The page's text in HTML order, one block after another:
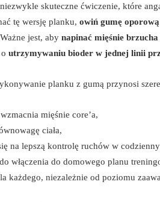
skuteczne ćwiczenie, które
tę wersję planku, owiń gumę
jest, aby napinać mięśnie brzucha
utrzymywaniu bioder w jednej linii
planku z gumą przynosi
mięśnie core’a,
ciała,
na lepszą kontrolę ruchów w
włączenia do domowego planu
każdego, niezależnie od poziomu